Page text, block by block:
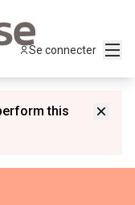
Se connecter
this